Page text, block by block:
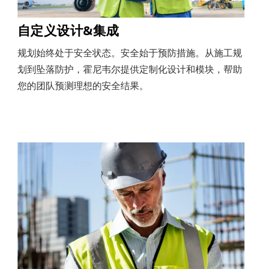
自定义设计&集成
规划始终处于安全状态。安全始于预防措施。从施工规
划到坠落防护，霍尼韦尔提供定制化设计和模块，帮助
您的团队预测理想的安全结果。